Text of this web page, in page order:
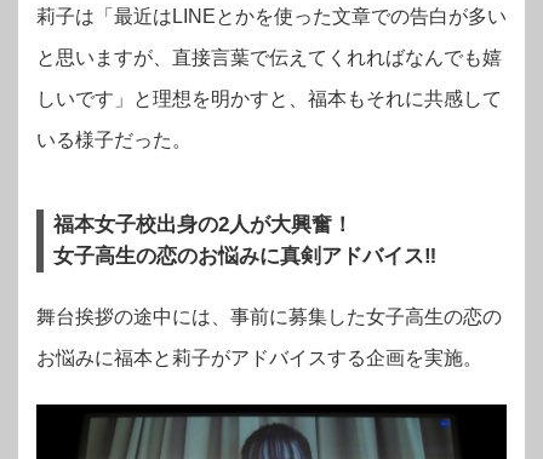
莉子は「最近はLINEとかを使った文章での告白が多い
と思いますが、直接言葉で伝えてくれればなんでも嬉
しいです」と理想を明かすと、福本もそれに共感して
いる様子だった。
福本女子校出身の2人が大興奮！
女子高生の恋のお悩みに真剣アドバイス‼︎
舞台挨拶の途中には、事前に募集した女子高生の恋の
お悩みに福本と莉子がアドバイスする企画を実施。